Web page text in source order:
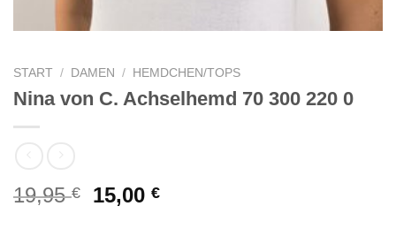
START / DAMEN / HEMDCHEN/TOPS
Nina von C. Achselhemd 70 300 220 0
19,95€
Ursprünglicher
15,00€Aktueller